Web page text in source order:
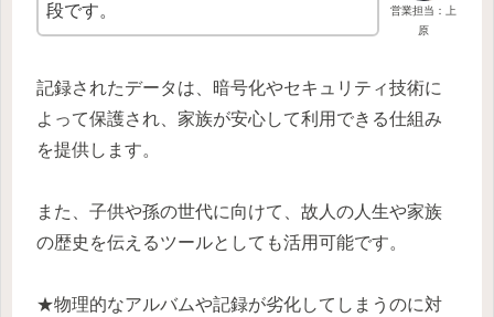
営業担当：上
原
段です。
記録されたデータは、暗号化やセキュリティ技術に
よって保護され、家族が安心して利用できる仕組み
を提供します。
また、子供や孫の世代に向けて、故人の人生や家族
の歴史を伝えるツールとしても活用可能です。
★物理的なアルバムや記録が劣化してしまうのに対